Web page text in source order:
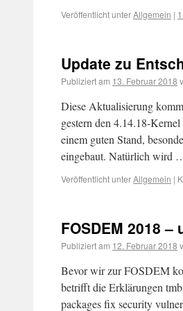
Veröffentlicht unterAllgemein |
Update zu
Publiziert am 13. Februar 2018
Diese Aktualisierung
gestern den 4.14.18-
einem guten Stand,
eingebaut. Natürlich wird
Veröffentlicht unterAllgemein |
FOSDEM 2018
Publiziert am 12. Februar 2018
Bevor wir zur FOSDEM
betrifft die Erklärungen
packages fix security